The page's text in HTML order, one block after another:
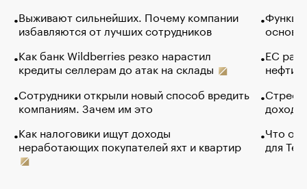
Выживают сильнейших. Почему компании
избавляются от лучших сотрудников
Как банк Wildberries резко нарастил
кредиты селлерам до атак на склады
Сотрудники открыли новый способ вредить
компаниям. Зачем им это
Как налоговики ищут доходы
неработающих покупателей яхт и квартир
основ
ЕС
нефти
Что
для